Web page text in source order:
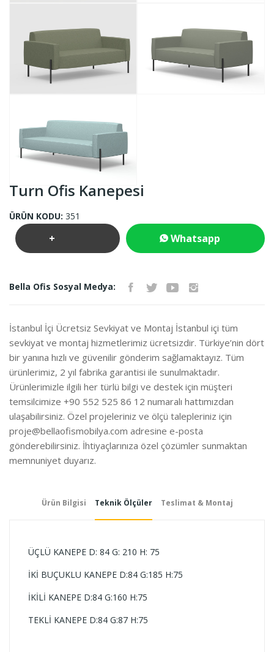
Turn Ofis Kanepesi
ÜRÜN KODU: 351
+ Whatsapp
Bella Ofis Sosyal Medya:
İstanbul İçi Ücretsiz Sevkiyat ve Montaj İstanbul içi tüm
sevkiyat ve montaj hizmetlerimiz ücretsizdir. Türkiye’nin dört
bir yanına hızlı ve güvenilir gönderim sağlamaktayız. Tüm
ürünlerimiz, 2 yıl fabrika garantisi ile sunulmaktadır.
Ürünlerimizle ilgili her türlü bilgi ve destek için müşteri
temsilcimize +90 552 525 86 12 numaralı hattımızdan
ulaşabilirsiniz. Özel projeleriniz ve ölçü talepleriniz için
proje@bellaofismobilya.com adresine e-posta
gönderebilirsiniz. İhtiyaçlarınıza özel çözümler sunmaktan
memnuniyet duyarız.
Ürün Bilgisi Teknik Ölçüler Teslimat & Montaj
ÜÇLÜ KANEPE D: 84 G: 210 H: 75
İKİ BUÇUKLU KANEPE D:84 G:185 H:75
İKİLİ KANEPE D:84 G:160 H:75
TEKLİ KANEPE D:84 G:87 H:75